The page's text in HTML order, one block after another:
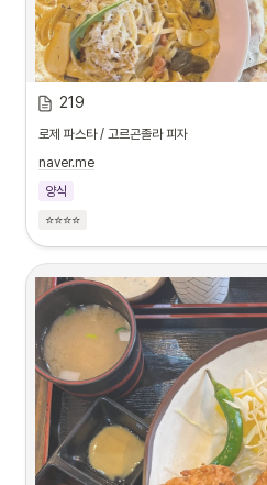
219
로제 파스타 / 고르곤졸라 피자
naver.me
양식
⭐⭐⭐⭐